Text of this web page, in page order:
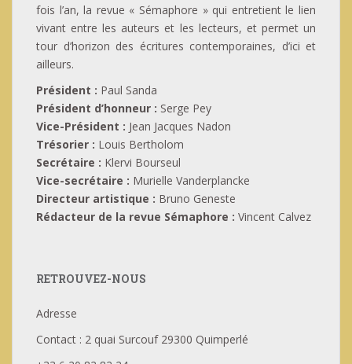
fois l’an, la revue « Sémaphore » qui entretient le lien
vivant entre les auteurs et les lecteurs, et permet un
tour d’horizon des écritures contemporaines, d’ici et
ailleurs.
Président : Paul Sanda
Président d’honneur : Serge Pey
Vice-Président : Jean Jacques Nadon
Trésorier : Louis Bertholom
Secrétaire : Klervi Bourseul
Vice-secrétaire : Murielle Vanderplancke
Directeur artistique : Bruno Geneste
Rédacteur de la revue Sémaphore : Vincent Calvez
RETROUVEZ-NOUS
Adresse
Contact : 2 quai Surcouf 29300 Quimperlé